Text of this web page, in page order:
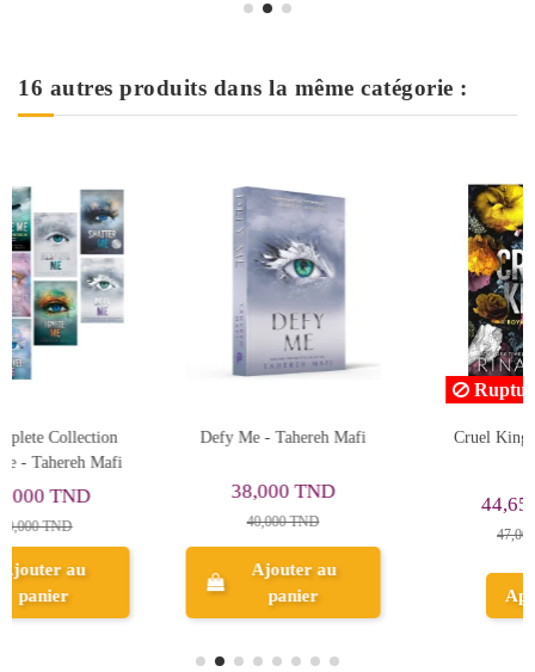
16 autres produits dans la même catégorie :
Cruel King - Rina Kent
The Book Of Azrael -